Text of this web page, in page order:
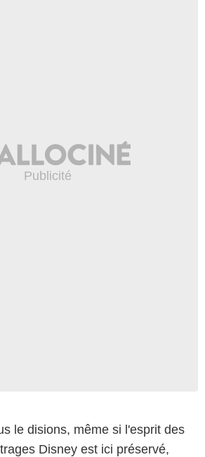
le disions, même si l'esprit des
Disney est ici préservé,